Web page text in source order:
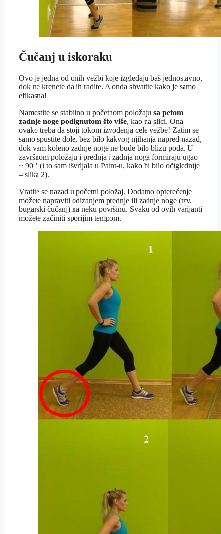
Čučanj u iskoraku
Ovo je jedna od onih vežbi koje izgledaju baš jednostavno,
dok ne krenete da ih radite. A onda shvatite kako je samo
efikasna!
Namestite se stabilno u početnom položaju sa petom
zadnje noge podignutom što više, kao na slici. Ona
ovako treba da stoji tokom izvođenja cele vežbe! Zatim se
samo spustite dole, bez bilo kakvog njihanja napred-nazad,
dok vam koleno zadnje noge ne bude bilo blizu poda. U
završnom položaju i prednja i zadnja noga formiraju ugao
~ 90 ° (i to sam išvrljala u Paint-u, kako bi bilo očiglednije
– slika 2).
Vratite se nazad u početni položaj. Dodatno opterećenje
možete napraviti odizanjem prednje ili zadnje noge (tzv.
bugarski čučanj) na neku površinu. Svaku od ovih varijanti
možete začiniti sporijim tempom.